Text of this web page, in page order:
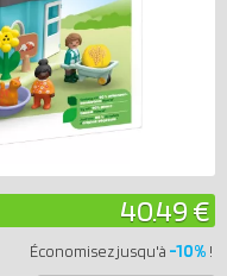
40.49 €
Économisez jusqu'à -10% !